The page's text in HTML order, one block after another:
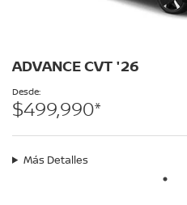
ADVANCE CVT '26
Desde:
$499,990*
Más Detalles